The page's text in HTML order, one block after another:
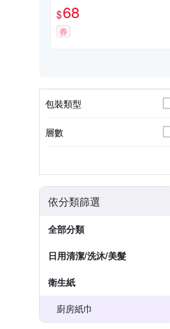
$68
券
包裝類型
層數
依分類篩選
全部分類
日用清潔/洗沐/美髮
衛生紙
廚房紙巾